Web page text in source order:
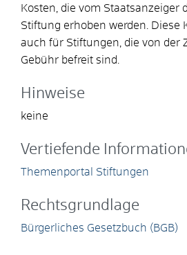
Kosten, die vom Staatsanzeiger
Stiftung erhoben werden. Diese
auch für Stiftungen, die von der
Gebühr befreit sind.
Hinweise
keine
Vertiefende
Themenportal Stiftungen
Rechtsgrundlage
Bürgerliches Gesetzbuch (BGB)